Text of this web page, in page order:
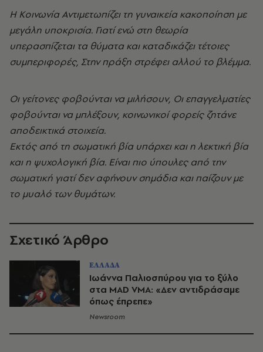
Η Κοινωνία Αντιμετωπίζει τη γυναικεία κακοποίηση με
μεγάλη υποκρισία. Γιατί ενώ στη θεωρία
υπερασπίζεται τα θύματα και καταδικάζει τέτοιες
συμπεριφορές, Στην πράξη στρέφει αλλού το βλέμμα.
Οι γείτονες φοβούνται να μιλήσουν, Οι επαγγελματίες
φοβούνται να μπλέξουν, κοινωνικοί φορείς ζητάνε
αποδεικτικά στοιχεία.
Εκτός από τη σωματική βία υπάρχει και η λεκτική βία
και η ψυχολογική βία. Είναι πιο ύπουλες από την
σωματική γιατί δεν αφήνουν σημάδια και παίζουν με
το μυαλό των θυμάτων.
Σχετικό Άρθρο
ΕΛΛΑΔΑ
Ιωάννα Παλιοσπύρου για το ξύλο
στα MAD VMA: «Δεν αντιδράσαμε
όπως έπρεπε»
Newsroom